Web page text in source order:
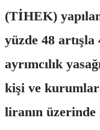
(TİHEK)
yüzde 48
ayrımcılık
kişi ve
liranın üzerinde